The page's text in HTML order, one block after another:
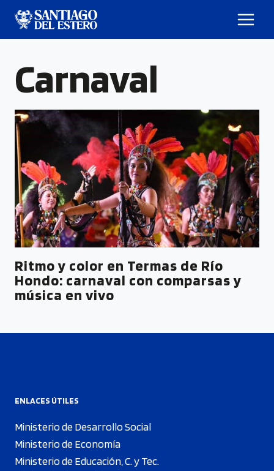
Carnaval
Ritmo y color en Termas de Río
Hondo: carnaval con comparsas y
música en vivo
ENLACES ÚTILES
Ministerio de Desarrollo Social
Ministerio de Economía
Ministerio de Educación, C. y Tec.